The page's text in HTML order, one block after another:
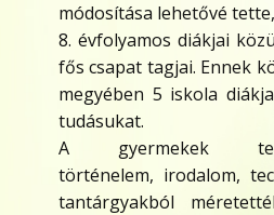
módosítása lehetővé
8. évfolyamos diákjai
fős csapat tagjai. Ennek
megyében 5 iskola
tudásukat.
A gyermekek
történelem, irodalom,
tantárgyakból